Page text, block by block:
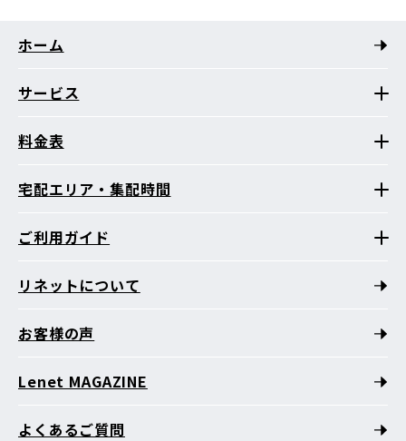
ホーム
サービス
料金表
宅配エリア・集配時間
ご利用ガイド
リネットについて
お客様の声
Lenet MAGAZINE
よくあるご質問